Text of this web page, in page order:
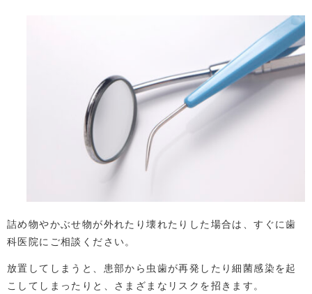
詰め物やかぶせ物が外れたり壊れたりした場合は、すぐに歯
科医院にご相談ください。
放置してしまうと、患部から虫歯が再発したり細菌感染を起
こしてしまったりと、さまざまなリスクを招きます。